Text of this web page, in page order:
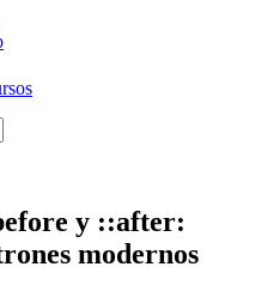
y ::after:
modernos